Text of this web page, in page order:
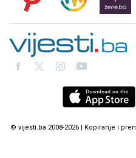
© vijesti.ba 2008-2026 | Kopiranje i